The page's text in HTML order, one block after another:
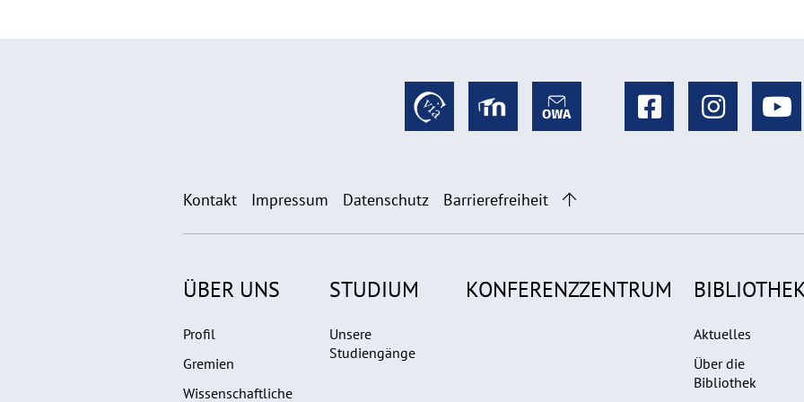
Kontakt Impressum Datenschutz Barrierefreiheit
ÜBER UNS
Profil
Gremien
Wissenschaftliche
STUDIUM
Unsere
Studiengänge
KONFERENZZENTRUM
Aktuelles
Über die
Bibliothek